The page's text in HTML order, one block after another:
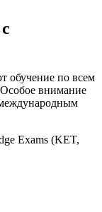
обучение по всем
внимание
международным
Exams (KET,